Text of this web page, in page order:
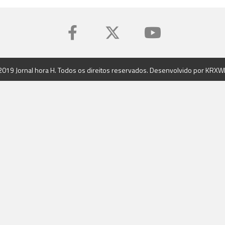
Jornal hora H. Todos os direitos reservados. Desenvolvido por